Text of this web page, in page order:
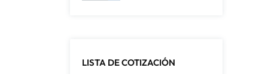
LISTA DE COTIZACIÓN